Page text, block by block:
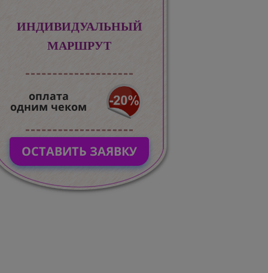
ИНДИВИДУАЛЬНЫЙ
МАРШРУТ
оплата
одним чеком
ОСТАВИТЬ ЗАЯВКУ